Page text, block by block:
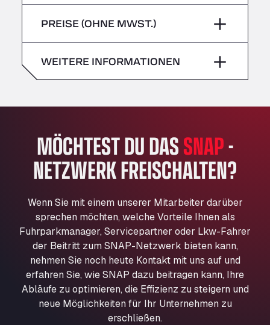
All 4 Trucks
Klaverbladstaat 21, 3560
American Truck Wash
Av. des Etats-Unis 90, 6041
Aut. A4 Salida 288 Pol. Ind. del Guadiel, 23210
AP7 Salida 2, C/ Bassegoda, 4, 17700
Andamur Pamplona
A-15 Salida Imarcoain, 31119
Aut A1 Exit 385, 01207
Anglia Motel
Washway Road, PE12 8LT
Anpol Sp. z o.o.
Ul. Torunska 147, 85884
Aqua Ariva GmbH
Marie-Curie-Straße 24, 68219
Aral Autohof Bockel
Sonntag –
Samstag –
Sonntag –
PREISE (OHNE MWST.)
WEITERE INFORMATIONEN
MÖCHTEST DU DASSNAP-
NETZWERK FREISCHALTEN?
Wenn Sie mit einem unserer Mitarbeiter darüber
sprechen möchten, welche Vorteile Ihnen als
Fuhrparkmanager, Servicepartner oder Lkw-Fahrer
der Beitritt zum SNAP-Netzwerk bieten kann,
nehmen Sie noch heute Kontakt mit uns auf und
erfahren Sie, wie SNAP dazu beitragen kann, Ihre
Abläufe zu optimieren, die Effizienz zu steigern und
neue Möglichkeiten für Ihr Unternehmen zu
erschließen.